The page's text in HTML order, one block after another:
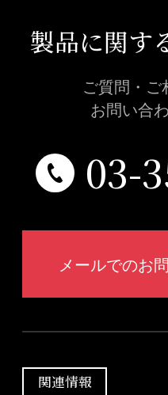
製品に関す
ご質問・ご
お問い合
03-
メールでのお
関連情報